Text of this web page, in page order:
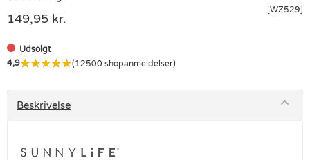
[WZ529]
149,95 kr.
Udsolgt
4,9
(12500 shopanmeldelser)
Beskrivelse